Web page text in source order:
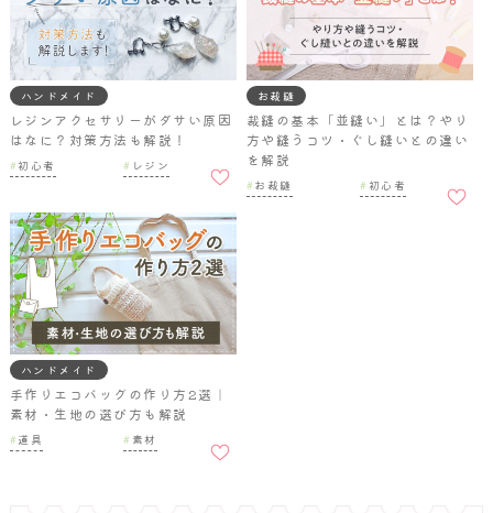
ハンドメイド
レジンアクセサリーがダサい原因
はなに？対策方法も解説！
初心者 レジン
入りに
お裁縫
裁縫の基本「並縫い」とは？やり
方や縫うコツ・ぐし縫いとの違い
を解説
お裁縫 初心者
入りに
ハンドメイド
手作りエコバッグの作り方2選｜
素材・生地の選び方も解説
道具 素材
入りに